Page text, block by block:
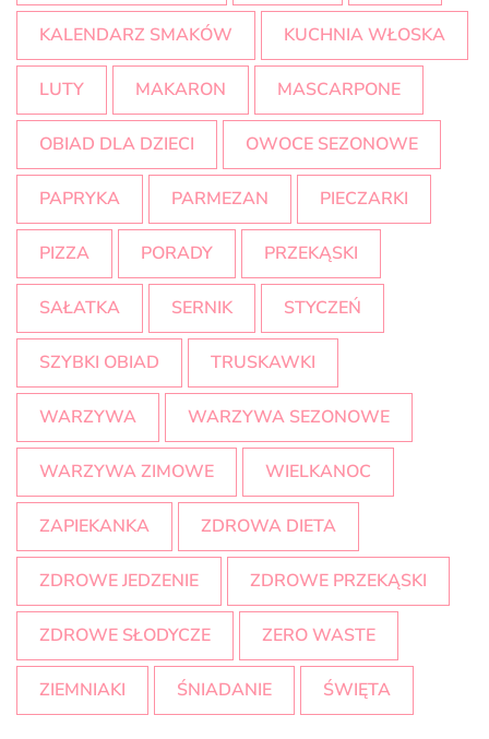
KALENDARZ SMAKÓW KUCHNIA WŁOSKA
LUTY MAKARON MASCARPONE
OBIAD DLA DZIECI OWOCE SEZONOWE
PAPRYKA PARMEZAN PIECZARKI
PIZZA PORADY PRZEKĄSKI
SAŁATKA SERNIK STYCZEŃ
SZYBKI OBIAD TRUSKAWKI
WARZYWA WARZYWA SEZONOWE
WARZYWA ZIMOWE WIELKANOC
ZAPIEKANKA ZDROWA DIETA
ZDROWE JEDZENIE ZDROWE PRZEKĄSKI
ZDROWE SŁODYCZE ZERO WASTE
ZIEMNIAKI ŚNIADANIE ŚWIĘTA